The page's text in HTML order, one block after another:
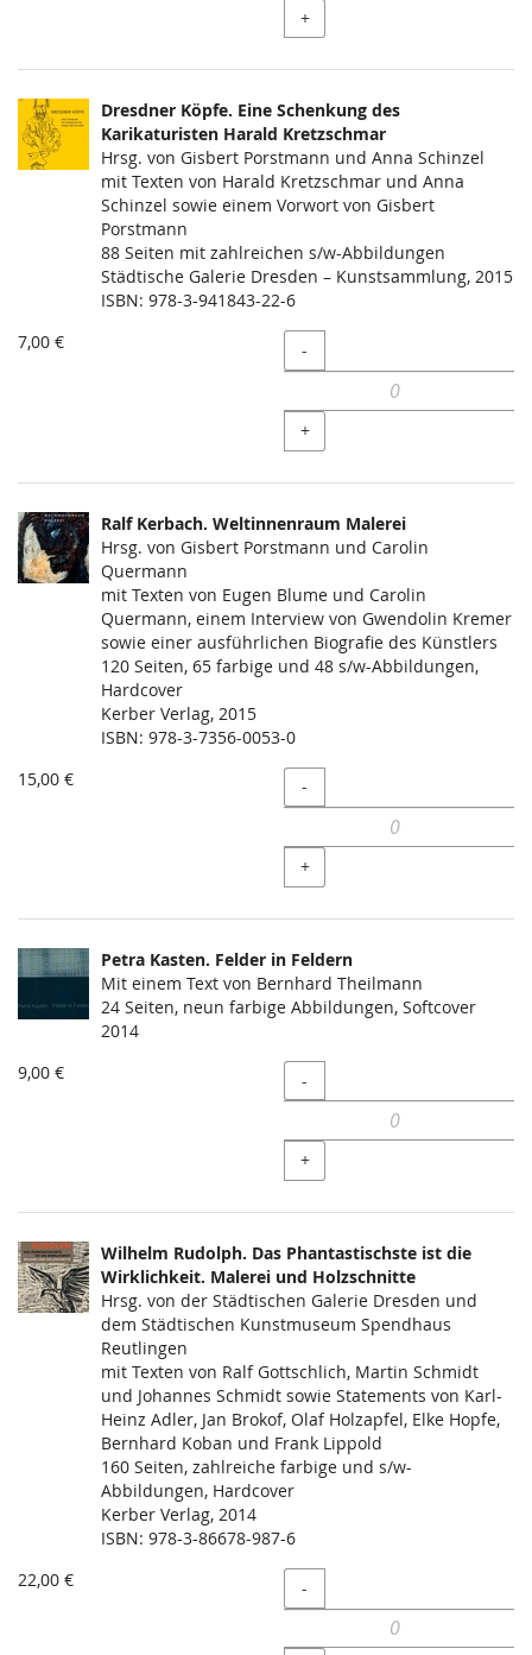
+
Dresdner Köpfe. Eine Schenkung des
Karikaturisten Harald Kretzschmar
Hrsg. von Gisbert Porstmann und Anna Schinzel
mit Texten von Harald Kretzschmar und Anna
Schinzel sowie einem Vorwort von Gisbert
Porstmann
88 Seiten mit zahlreichen s/w-Abbildungen
Städtische Galerie Dresden – Kunstsammlung, 2015
ISBN: 978-3-941843-22-6
7,00 €
Menge
-
+
Ralf Kerbach. Weltinnenraum Malerei
Hrsg. von Gisbert Porstmann und Carolin
Quermann
mit Texten von Eugen Blume und Carolin
Quermann, einem Interview von Gwendolin Kremer
sowie einer ausführlichen Biografie des Künstlers
120 Seiten, 65 farbige und 48 s/w-Abbildungen,
Hardcover
Kerber Verlag, 2015
ISBN: 978-3-7356-0053-0
15,00 €
Menge
-
+
Petra Kasten. Felder in Feldern
Mit einem Text von Bernhard Theilmann
24 Seiten, neun farbige Abbildungen, Softcover
2014
9,00 €
Menge
-
+
Wilhelm Rudolph. Das Phantastischste ist die
Wirklichkeit. Malerei und Holzschnitte
Hrsg. von der Städtischen Galerie Dresden und
dem Städtischen Kunstmuseum Spendhaus
Reutlingen
mit Texten von Ralf Gottschlich, Martin Schmidt
und Johannes Schmidt sowie Statements von Karl-
Heinz Adler, Jan Brokof, Olaf Holzapfel, Elke Hopfe,
Bernhard Koban und Frank Lippold
160 Seiten, zahlreiche farbige und s/w-
Abbildungen, Hardcover
Kerber Verlag, 2014
ISBN: 978-3-86678-987-6
22,00 €
Menge
-